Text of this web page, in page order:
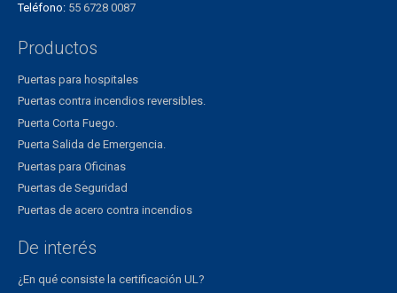
Teléfono: 55 6728 0087
Productos
Puertas para hospitales
Puertas contra incendios reversibles.
Puerta Corta Fuego.
Puerta Salida de Emergencia.
Puertas para Oficinas
Puertas de Seguridad
Puertas de acero contra incendios
De interés
¿En qué consiste la certificación UL?